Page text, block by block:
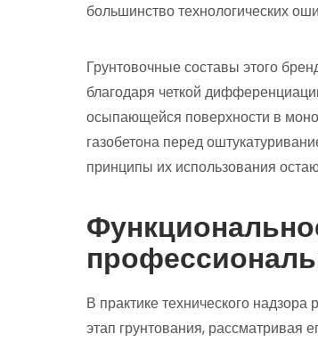
большинство технологических
Грунтовочные составы этого
благодаря четкой
осыпающейся поверхности в
газобетона перед
принципы их использования
В практике технического
этап грунтования, рассматривая